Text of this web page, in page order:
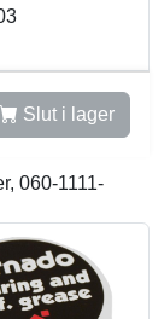
Slut i lager
060-1111-